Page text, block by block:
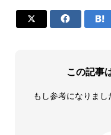
  
この記事
もし参考になりま